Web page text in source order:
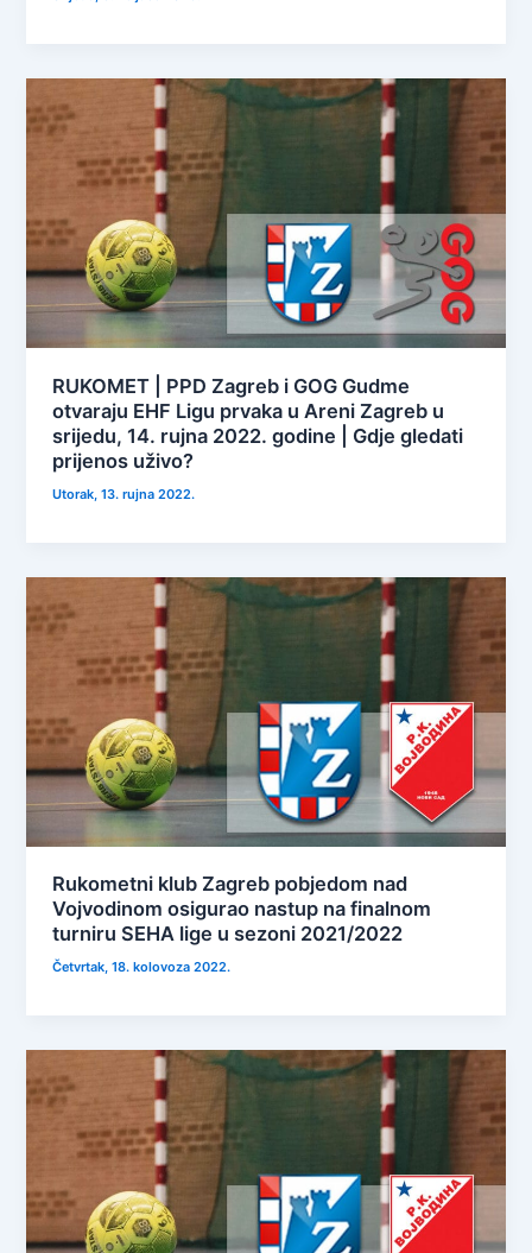
RUKOMET | PPD Zagreb i GOG Gudme
otvaraju EHF Ligu prvaka u Areni Zagreb u
srijedu, 14. rujna 2022. godine | Gdje gledati
prijenos uživo?
Utorak, 13. rujna 2022.
Rukometni klub Zagreb pobjedom nad
Vojvodinom osigurao nastup na finalnom
turniru SEHA lige u sezoni 2021/2022
Četvrtak, 18. kolovoza 2022.